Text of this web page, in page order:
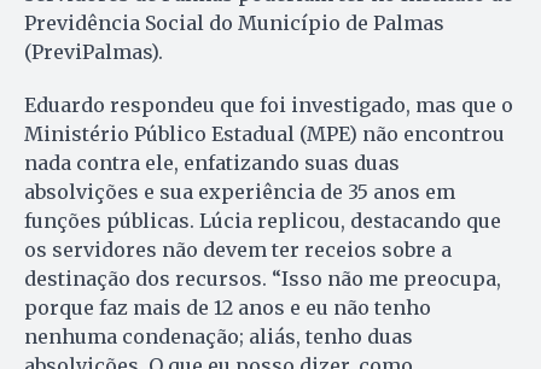
Previdência Social do Município de Palmas
(PreviPalmas).
Eduardo respondeu que foi investigado, mas que o
Ministério Público Estadual (MPE) não encontrou
nada contra ele, enfatizando suas duas
absolvições e sua experiência de 35 anos em
funções públicas. Lúcia replicou, destacando que
os servidores não devem ter receios sobre a
destinação dos recursos. “Isso não me preocupa,
porque faz mais de 12 anos e eu não tenho
nenhuma condenação; aliás, tenho duas